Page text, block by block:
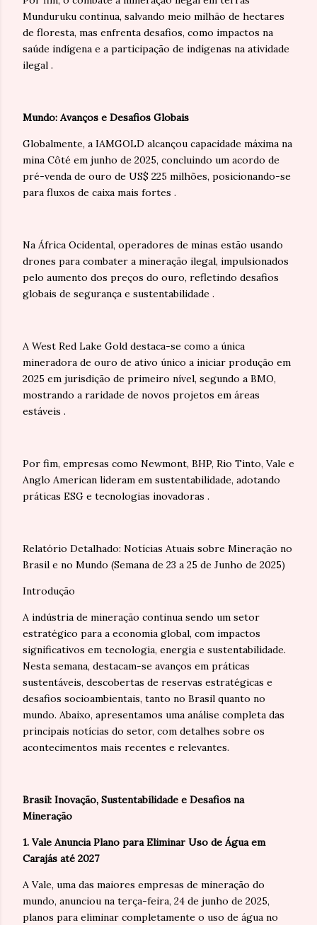
Munduruku continua, salvando meio milhão de hectares
de floresta, mas enfrenta desafios, como impactos na
saúde indígena e a participação de indígenas na atividade
ilegal .
Mundo: Avanços e Desafios Globais
Globalmente, a IAMGOLD alcançou capacidade máxima na
mina Côté em junho de 2025, concluindo um acordo de
pré-venda de ouro de US$ 225 milhões, posicionando-se
para fluxos de caixa mais fortes .
Na África Ocidental, operadores de minas estão usando
drones para combater a mineração ilegal, impulsionados
pelo aumento dos preços do ouro, refletindo desafios
globais de segurança e sustentabilidade .
A West Red Lake Gold destaca-se como a única
mineradora de ouro de ativo único a iniciar produção em
2025 em jurisdição de primeiro nível, segundo a BMO,
mostrando a raridade de novos projetos em áreas
estáveis .
Por fim, empresas como Newmont, BHP, Rio Tinto, Vale e
Anglo American lideram em sustentabilidade, adotando
práticas ESG e tecnologias inovadoras .
Relatório Detalhado: Notícias Atuais sobre Mineração no
Brasil e no Mundo (Semana de 23 a 25 de Junho de 2025)
Introdução
A indústria de mineração continua sendo um setor
estratégico para a economia global, com impactos
significativos em tecnologia, energia e sustentabilidade.
Nesta semana, destacam-se avanços em práticas
sustentáveis, descobertas de reservas estratégicas e
desafios socioambientais, tanto no Brasil quanto no
mundo. Abaixo, apresentamos uma análise completa das
principais notícias do setor, com detalhes sobre os
acontecimentos mais recentes e relevantes.
Brasil: Inovação, Sustentabilidade e Desafios na
Mineração
1. Vale Anuncia Plano para Eliminar Uso de Água em
Carajás até 2027
A Vale, uma das maiores empresas de mineração do
mundo, anunciou na terça-feira, 24 de junho de 2025,
planos para eliminar completamente o uso de água no